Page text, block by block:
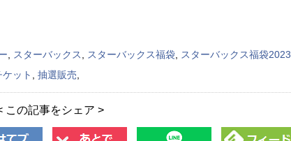
スターバックス スターバックス福袋 スターバックス福袋2023
ケット 抽選販売
この記事をシェア >